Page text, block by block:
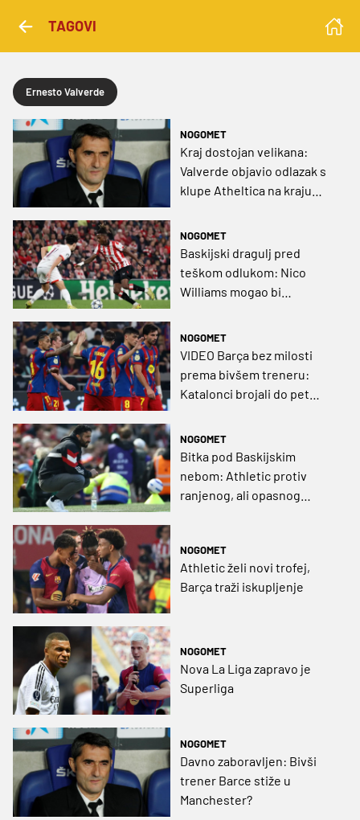
TAGOVI
Ernesto Valverde
NOGOMET
Kraj dostojan velikana:
Valverde objavio odlazak s
klupe Atheltica na kraju
NOGOMET
Baskijski dragulj pred
teškom odlukom: Nico
Williams mogao bi
NOGOMET
VIDEO Barça bez milosti
prema bivšem treneru:
Katalonci brojali do pet
NOGOMET
Bitka pod Baskijskim
nebom: Athletic protiv
ranjenog, ali opasnog
NOGOMET
Athletic želi novi trofej,
Barça traži iskupljenje
NOGOMET
Nova La Liga zapravo je
Superliga
NOGOMET
Davno zaboravljen: Bivši
trener Barce stiže u
Manchester?